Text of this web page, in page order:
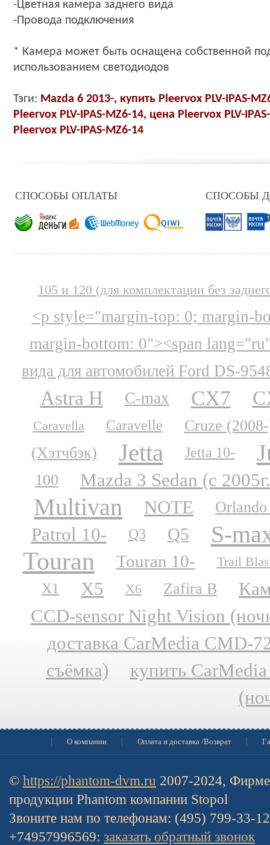
-Цветная камера заднего вида
-Провода подключения
* Камера может быть оснащена собственной
использованием светодиодов
Тэги: Mazda 6 2013-, купить Pleervox PLV-IPAS-
Pleervox PLV-IPAS-MZ6-14, цена Pleervox PLV-
Pleervox PLV-IPAS-MZ6-14
СПОСОБЫ ОПЛАТЫ СПОСОБЫ
105 и 120 (для комплектации без
<p style="margin-top: 0; margin-
margin-bottom: 0"><span
вида для автомобилей Ford DS-
Astra H C-max CX7
Caravella Caravelle
Cruze
(Хэтчбэк)
Jetta Jetta 10-
100 Mazda 3 Sedan (с
Multivan NOTE
Patrol 10- Q3 Q5 S-
Touran Touran 10- Trail
X1 X5 X6 Zafira B
CCD-sensor Night Vision
доставка CarMedia CMD-
съёмка)
купить
О компании Оплата и доставка /Возврат
© https://phantom-dvm.ru 2007-2024,
продукции Phantom компании Stopol
Звоните нам по телефонам: (495) 799-33-
+74957996569: заказать обратный звонок